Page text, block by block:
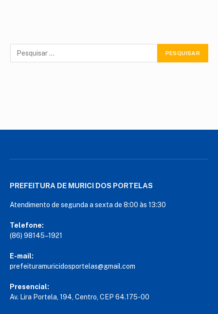
PREFEITURA DE MURICI DOS PORTELAS
Atendimento de segunda a sexta de 8:00 às 13:30
Telefone:
(86) 98145–1921
E-mail:
prefeituramuricidosportelas@gmail.com
Presencial:
Av. Lira Portela, 194, Centro, CEP 64.175-00